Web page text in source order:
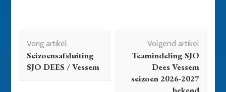
navigatie
Vorig artikel
Seizoensafsluiting
SJO DEES / Vessem
Volgend artikel
Teamindeling SJO
Dees Vessem
seizoen 2026-2027